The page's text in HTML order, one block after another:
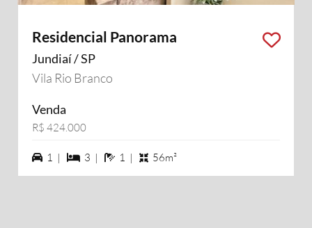
Residencial Panorama
Jundiaí / SP
Vila Rio Branco
Venda
R$ 424.000
1 vagas na garagem
1 | 3 dormiórios
3 | 1 banheiros
1 | 56m²